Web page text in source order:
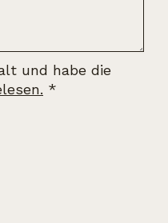
und habe die
*